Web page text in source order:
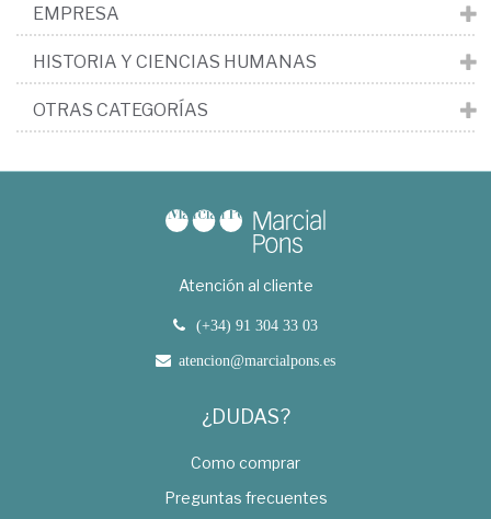
EMPRESA
HISTORIA Y CIENCIAS HUMANAS
OTRAS CATEGORÍAS
Atención al cliente
(+34) 91 304 33 03
atencion@marcialpons.es
¿DUDAS?
Como comprar
Preguntas frecuentes